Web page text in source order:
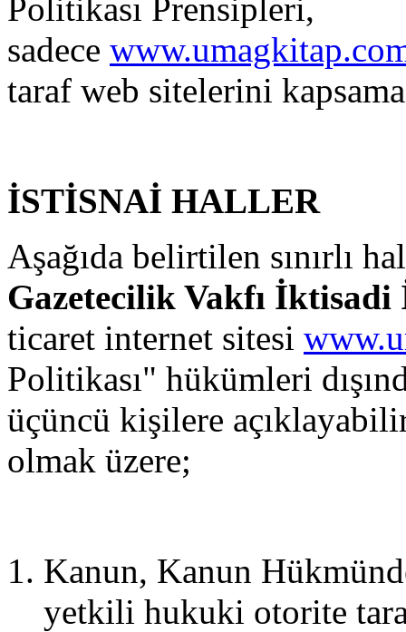
Politikası Prensipleri,
sadece
taraf web sitelerini
İSTİSNAİ HALLER
Aşağıda belirtilen sınırlı
Gazetecilik Vakfı İktisadi
ticaret internet sitesi
Politikası" hükümleri
üçüncü kişilere
olmak üzere;
Kanun, Kanun
yetkili hukuki otorite